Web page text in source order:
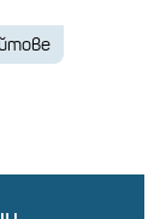
или
от